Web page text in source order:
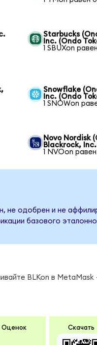
Starbucks
Inc. (Ondo
1 SBUXon
Snowflake
Inc. (Ondo
1 SNOWon
Novo Nordisk
Blackrock,
1 NVOon
не одобрен и не
базового
BLKon в
Оценок Скачать